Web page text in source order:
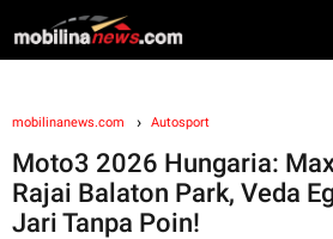
mobilinanews.com Autosport
Moto3 2026 Hungaria:
Rajai Balaton Park, Veda
Jari Tanpa Poin!